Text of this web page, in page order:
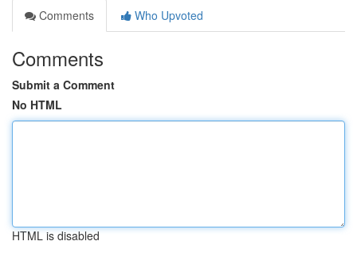
Comments
Who Upvoted
Comments
Submit a Comment
No HTML
HTML is disabled